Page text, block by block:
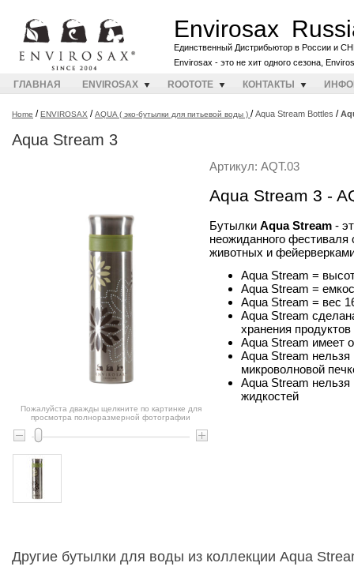
Envirosax
Единственный Дистрибьютор в России и
Envirosax - это не хит одного сезона,
ГЛАВНАЯ ENVIROSAX ROOTOTE КОНТАКТЫ
Home /ENVIROSAX /AQUA ( эко-бутылки для питьевой воды ) /Aqua Stream Bottles /
Aqua Stream 3
Пожалуйста дважды щелкните по картинке для
просмотра полноразмерной фотографии
Артикул: AQT.03
Aqua Stream 3 -
Бутылки Aqua Stream -
неожиданного
животных и
Aqua Stream =
Aqua Stream =
Aqua Stream = вес
Aqua Stream
хранения продуктов
Aqua Stream имеет
Aqua Stream
микроволновой
Aqua Stream нельзя
жидкостей
Другие бутылки для воды из коллекции Aqua